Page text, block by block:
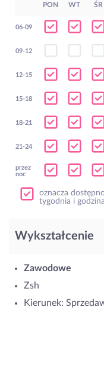
PON WT ŚR
06-09
09-12
12-15
15-18
18-21
21-24
przez
noc
oznacza
tygodnia i
Wykształcenie
Zawodowe
Zsh
Kierunek: